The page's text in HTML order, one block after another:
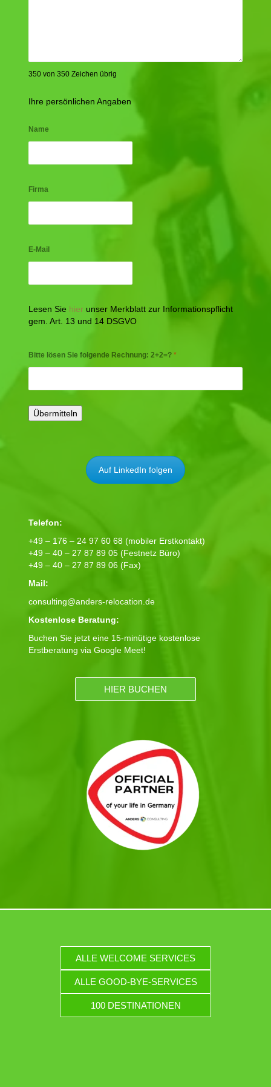
350 von 350 Zeichen übrig
Ihre persönlichen Angaben
Name
Firma
E-Mail
Lesen Sie hier unser Merkblatt zur Informationspflicht
gem. Art. 13 und 14 DSGVO
Bitte lösen Sie folgende Rechnung: 2+2=? *
Auf LinkedIn folgen
Telefon:
+49 – 176 – 24 97 60 68 (mobiler Erstkontakt)
+49 – 40 – 27 87 89 05 (Festnetz Büro)
+49 – 40 – 27 87 89 06 (Fax)
Mail:
consulting@anders-relocation.de
Kostenlose Beratung:
Buchen Sie jetzt eine 15-minütige kostenlose
Erstberatung via Google Meet!
HIER BUCHEN
ALLE WELCOME SERVICES
ALLE GOOD-BYE-SERVICES
100 DESTINATIONEN